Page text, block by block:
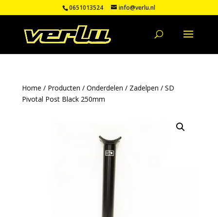
0651013524 info@verlu.nl
Home / Producten / Onderdelen / Zadelpen / SD
Pivotal Post Black 250mm